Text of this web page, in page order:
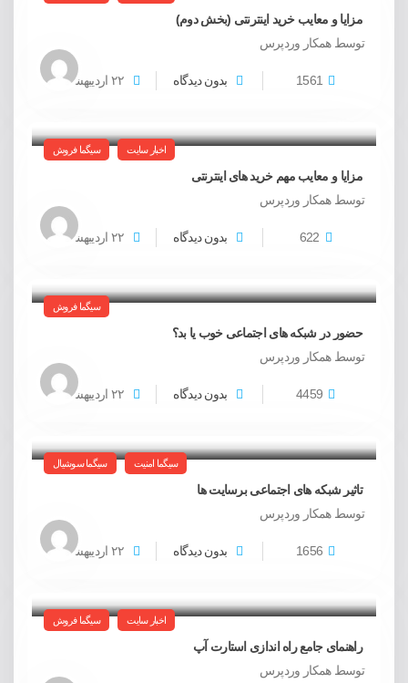
مزایا و معایب خرید اینترنتی (بخش دوم)
توسط همکار وردپرس
1561 بدون دیدگاه ۲۲ اردیبهشت
اخبار سایت سیگما فروش
مزایا و معایب مهم خرید های اینترنتی
توسط همکار وردپرس
622 بدون دیدگاه ۲۲ اردیبهشت
سیگما فروش
حضور در شبکه های اجتماعی خوب یا بد؟
توسط همکار وردپرس
4459 بدون دیدگاه ۲۲ اردیبهشت
سیگما امنیت سیگما سوشیال
تاثیر شبکه های اجتماعی برسایت ها
توسط همکار وردپرس
1656 بدون دیدگاه ۲۲ اردیبهشت
اخبار سایت سیگما فروش
راهنمای جامع راه اندازی استارت آپ
توسط همکار وردپرس